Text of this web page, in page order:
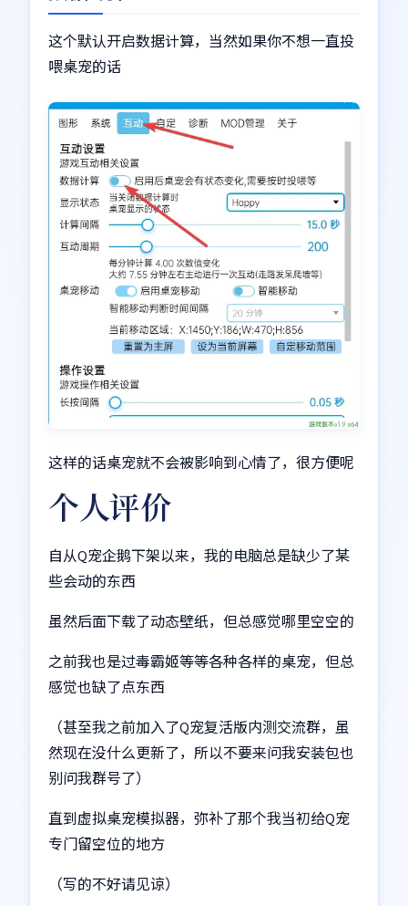
这个默认开启数据计算，当然如果你不想一直投
喂桌宠的话
这样的话桌宠就不会被影响到心情了，很方便呢
个人评价
自从Q宠企鹅下架以来，我的电脑总是缺少了某
些会动的东西
虽然后面下载了动态壁纸，但总感觉哪里空空的
之前我也是过毒霸姬等等各种各样的桌宠，但总
感觉也缺了点东西
（甚至我之前加入了Q宠复活版内测交流群，虽
然现在没什么更新了，所以不要来问我安装包也
别问我群号了）
直到虚拟桌宠模拟器，弥补了那个我当初给Q宠
专门留空位的地方
（写的不好请见谅）